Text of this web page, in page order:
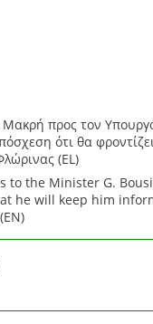
προς τον
ότι θα
(EL)
to the Minister G.
he will keep him